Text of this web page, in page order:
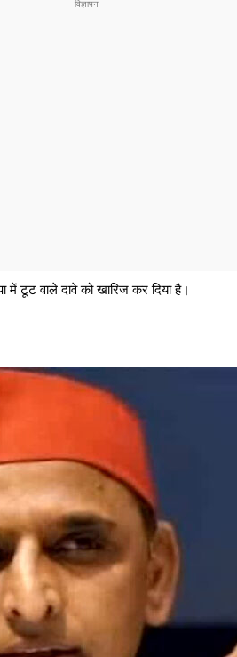
टूट वाले दावे को खारिज कर दिया है।